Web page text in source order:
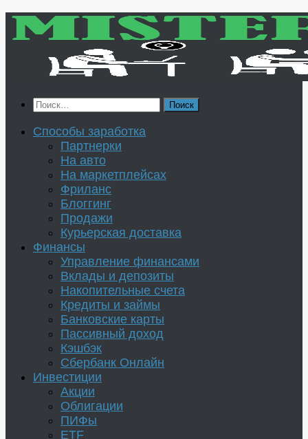
Перейти
Найти:
Способы заработка
Партнерки
На авто
На маркетплейсах
Фриланс
Блоггинг
Продажи
Курьерская доставка
Финансы
Управление финансами
Вклады и депозиты
Накопительные счета
Кредиты и займы
Банковские карты
Пассивный доход
Кэшбэк
Сбербанк Онлайн
Инвестиции
Акции
Облигации
ПИФы
ETF